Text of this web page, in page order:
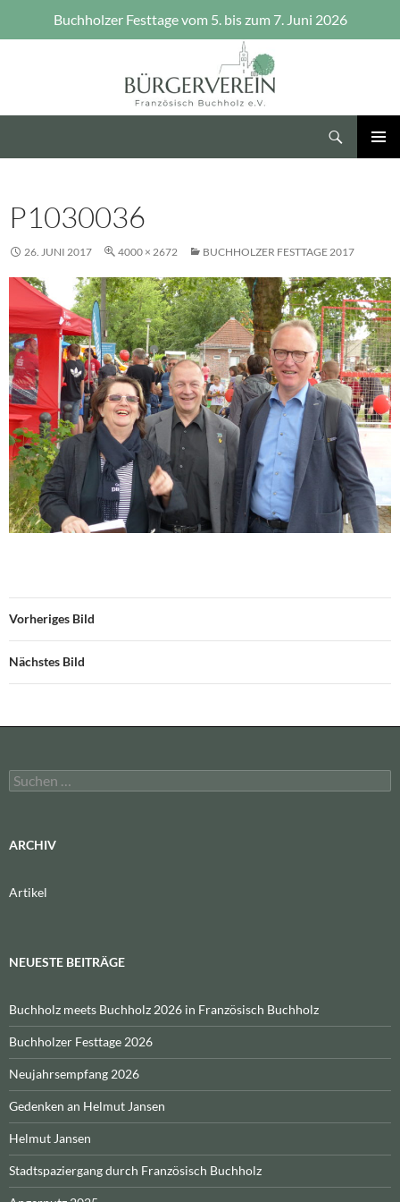
Buchholzer Festtage vom 5. bis zum 7. Juni 2026
P1030036
26. JUNI 2017 4000 × 2672 BUCHHOLZER FESTTAGE 2017
Vorheriges Bild
Nächstes Bild
Suchen
nach:
ARCHIV
Artikel
NEUESTE BEITRÄGE
Buchholz meets Buchholz 2026 in Französisch Buchholz
Buchholzer Festtage 2026
Neujahrsempfang 2026
Gedenken an Helmut Jansen
Helmut Jansen
Stadtspaziergang durch Französisch Buchholz